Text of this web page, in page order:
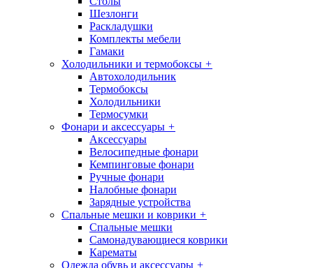
Шезлонги
Раскладушки
Комплекты мебели
Гамаки
Холодильники и термобоксы +
Автохолодильник
Термобоксы
Холодильники
Термосумки
Фонари и аксессуары +
Аксессуары
Велосипедные фонари
Кемпинговые фонари
Ручные фонари
Налобные фонари
Зарядные устройства
Спальные мешки и коврики +
Спальные мешки
Самонадувающиеся коврики
Карематы
Одежда обувь и аксессуары +